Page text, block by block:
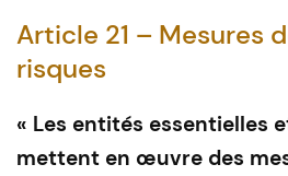
Article 21 – Mesures
risques
« Les entités essentielles
mettent en œuvre des